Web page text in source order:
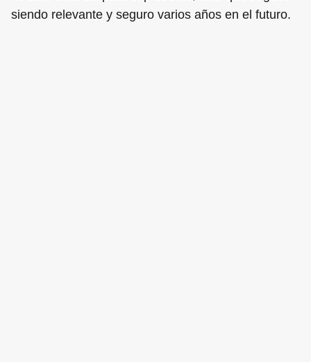
siendo relevante y seguro varios años en el futuro.